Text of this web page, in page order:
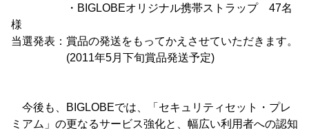
・BIGLOBEオリジナル携帯ストラップ 47名
様
当選発表：賞品の発送をもってかえさせていただきます。
(2011年5月下旬賞品発送予定)
今後も、BIGLOBEでは、「セキュリティセット・プレ
ミアム」の更なるサービス強化と、幅広い利用者への認知